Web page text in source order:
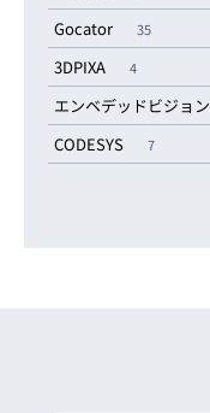
Gocator 35
3DPIXA 4
エンベデッドビジョン
CODESYS 7